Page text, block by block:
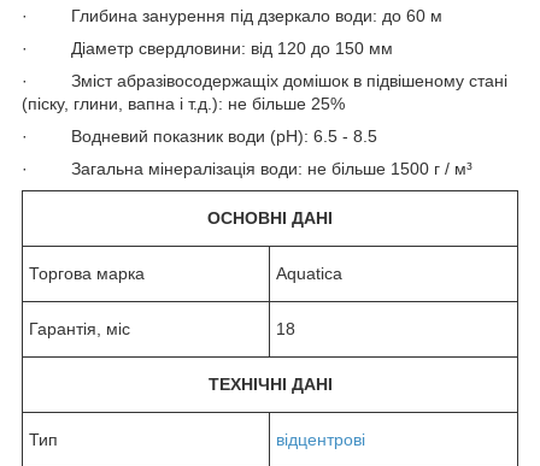
· Глибина занурення під дзеркало води: до 60 м
· Діаметр свердловини: від 120 до 150 мм
· Зміст абразівосодержащіх домішок в підвішеному стані
(піску, глини, вапна і т.д.): не більше 25%
· Водневий показник води (pH): 6.5 - 8.5
· Загальна мінералізація води: не більше 1500 г / м³
ОСНОВНІ ДАНІ
Торгова марка Aquatica
Гарантія, міс 18
ТЕХНІЧНІ ДАНІ
Тип відцентрові